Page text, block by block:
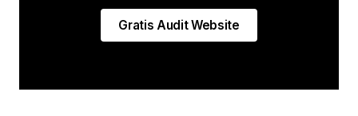
Gratis Audit Website